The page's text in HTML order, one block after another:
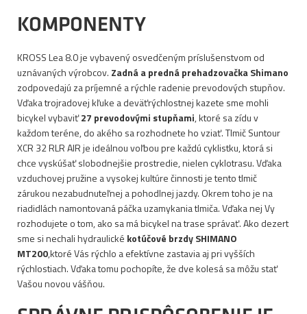
KOMPONENTY
KROSS Lea 8.0 je vybavený osvedčeným príslušenstvom od
uznávaných výrobcov. Zadná a predná prehadzovačka Shimano
zodpovedajú za príjemné a rýchle radenie prevodových stupňov.
Vďaka trojradovej kľuke a deväťrýchlostnej kazete sme mohli
bicykel vybaviť27 prevodovými stupňami, ktoré sa zídu v
každom teréne, do akého sa rozhodnete ho vziať. Tlmič Suntour
XCR 32 RLR AIR je ideálnou voľbou pre každú cyklistku, ktorá si
chce vyskúšať slobodnejšie prostredie, nielen cyklotrasu. Vďaka
vzduchovej pružine a vysokej kultúre činnosti je tento tlmič
zárukou nezabudnuteľnej a pohodlnej jazdy. Okrem toho je na
riadidlách namontovaná páčka uzamykania tlmiča. Vďaka nej Vy
rozhodujete o tom, ako sa má bicykel na trase správať. Ako dezert
sme si nechali hydraulické kotúčové brzdy SHIMANO
MT200,ktoré Vás rýchlo a efektívne zastavia aj pri vyšších
rýchlostiach. Vďaka tomu pochopíte, že dve kolesá sa môžu stať
Vašou novou vášňou.